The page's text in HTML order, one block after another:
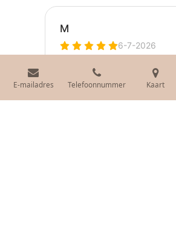
E-mailadres Telefoonnummer Kaart